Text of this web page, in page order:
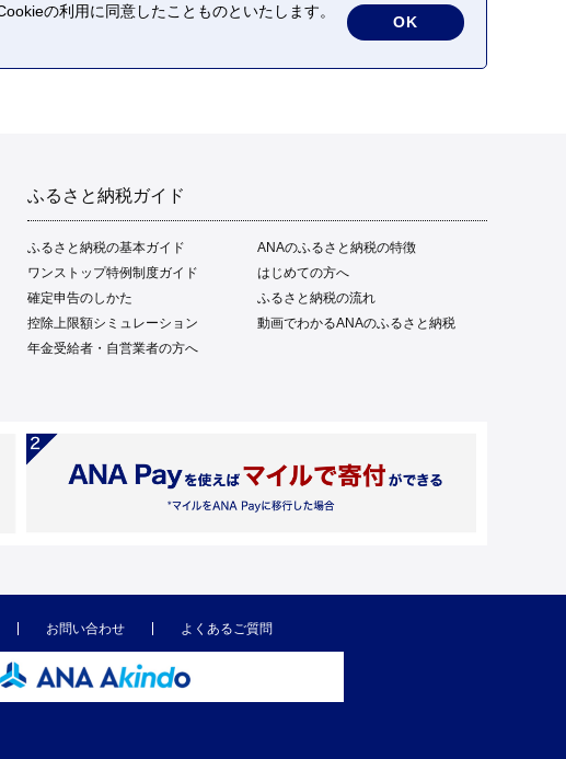
ふるさと納税ガイド
ふるさと納税の基本ガイド
ANAのふるさと納税の特徴
ワンストップ特例制度ガイド
はじめての方へ
確定申告のしかた
ふるさと納税の流れ
控除上限額シミュレーション
動画でわかるANAのふるさと納税
年金受給者・自営業者の方へ
お問い合わせ よくあるご質問
の利用に同意したことものといたします。
OK